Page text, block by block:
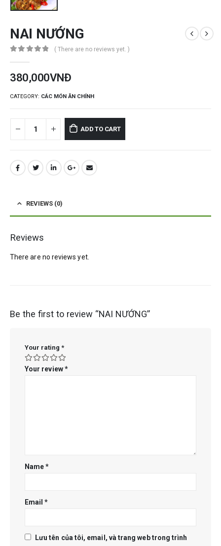
NAI NƯỚNG
( There are no reviews yet. )
380,000VNĐ
CATEGORY: CÁC MÓN ĂN CHÍNH
ADD TO CART
REVIEWS (0)
Reviews
There are no reviews yet.
Be the first to review “NAI NƯỚNG”
Your rating *
Your review*
Name*
Email*
Lưu tên của tôi, email, và trang web trong trình